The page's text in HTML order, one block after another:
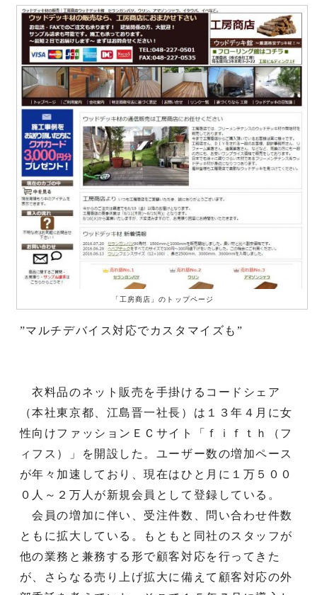
「工房商店」のトップページ
”マルチデバイス対応でカスタマイズも”
衣料品のネット販売を手掛けるコードシェア
（本社東京都、江島晋一社長）は１３年４月に女
性向けファッションＥＣサイト「ｆｉｆｔｈ（フ
ィフス）」を開設した。ユーザー数の増加ペース
が年々加速しており、現在はひと月に１万５００
０人～２万人が新規会員として登録している。
会員の増加に伴い、受注件数、問い合わせ件数
ともに拡大している。もともと同社のスタッフが
他の業務と兼務する形で顧客対応を行ってきた
が、さらなる売り上げ拡大に備えて顧客対応の外